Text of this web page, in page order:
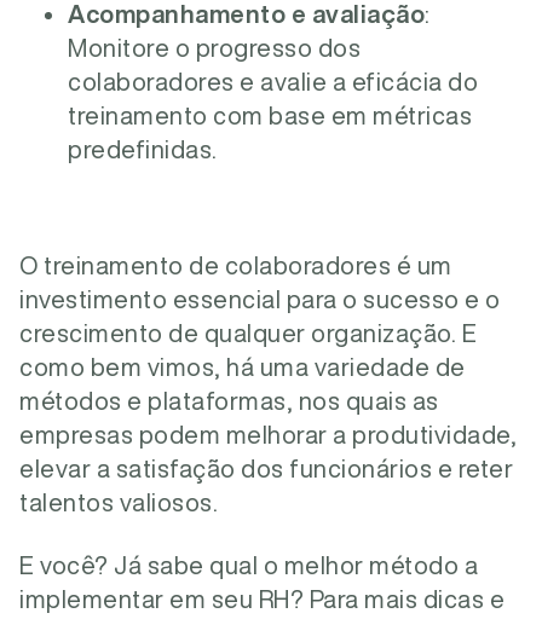
Acompanhamento e avaliação:
Monitore o progresso dos
colaboradores e avalie a eficácia do
treinamento com base em métricas
predefinidas.
O treinamento de colaboradores é um
investimento essencial para o sucesso e o
crescimento de qualquer organização. E
como bem vimos, há uma variedade de
métodos e plataformas, nos quais as
empresas podem melhorar a produtividade,
elevar a satisfação dos funcionários e reter
talentos valiosos.
E você? Já sabe qual o melhor método a
implementar em seu RH? Para mais dicas e